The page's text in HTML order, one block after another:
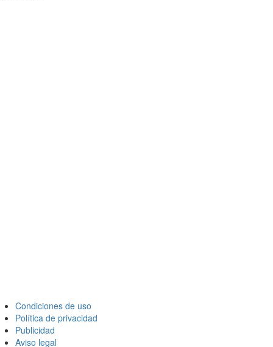
Condiciones de uso
Política de privacidad
Publicidad
Aviso legal